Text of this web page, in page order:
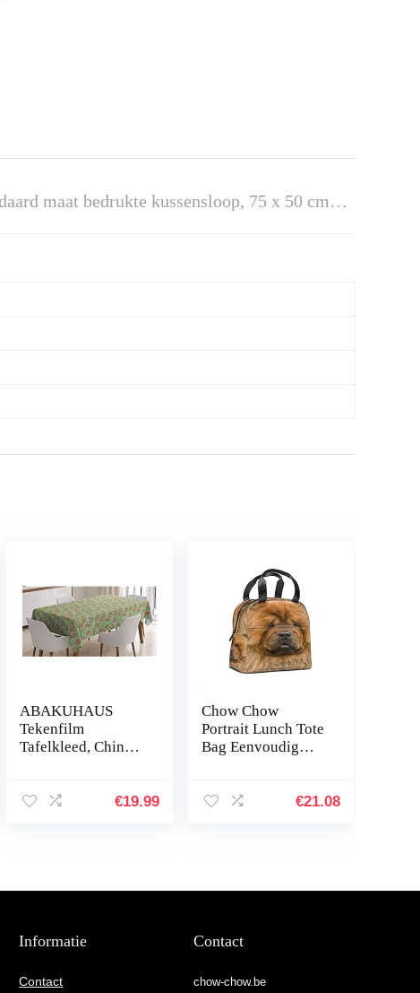
maat bedrukte kussensloop, 75 x 50 cm…
ABAKUHAUS
Tekenfilm
Tafelkleed, Chinese
Keuken
€19.99
Chow Chow
Portrait Lunch Tote
Bag Eenvoudig
Chow Herbruikbare
€21.08
Informatie
Contact
Contact
chow-chow.be